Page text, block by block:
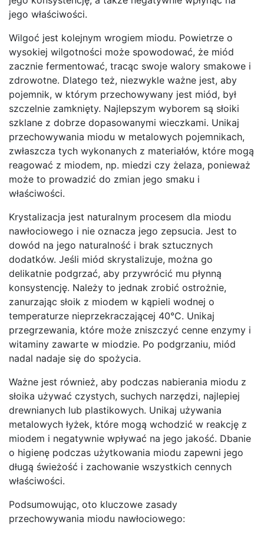
jego właściwości.
Wilgoć jest kolejnym wrogiem miodu. Powietrze o
wysokiej wilgotności może spowodować, że miód
zacznie fermentować, tracąc swoje walory smakowe i
zdrowotne. Dlatego też, niezwykle ważne jest, aby
pojemnik, w którym przechowywany jest miód, był
szczelnie zamknięty. Najlepszym wyborem są słoiki
szklane z dobrze dopasowanymi wieczkami. Unikaj
przechowywania miodu w metalowych pojemnikach,
zwłaszcza tych wykonanych z materiałów, które mogą
reagować z miodem, np. miedzi czy żelaza, ponieważ
może to prowadzić do zmian jego smaku i
właściwości.
Krystalizacja jest naturalnym procesem dla miodu
nawłociowego i nie oznacza jego zepsucia. Jest to
dowód na jego naturalność i brak sztucznych
dodatków. Jeśli miód skrystalizuje, można go
delikatnie podgrzać, aby przywrócić mu płynną
konsystencję. Należy to jednak zrobić ostrożnie,
zanurzając słoik z miodem w kąpieli wodnej o
temperaturze nieprzekraczającej 40°C. Unikaj
przegrzewania, które może zniszczyć cenne enzymy i
witaminy zawarte w miodzie. Po podgrzaniu, miód
nadal nadaje się do spożycia.
Ważne jest również, aby podczas nabierania miodu z
słoika używać czystych, suchych narzędzi, najlepiej
drewnianych lub plastikowych. Unikaj używania
metalowych łyżek, które mogą wchodzić w reakcję z
miodem i negatywnie wpływać na jego jakość. Dbanie
o higienę podczas użytkowania miodu zapewni jego
długą świeżość i zachowanie wszystkich cennych
właściwości.
Podsumowując, oto kluczowe zasady
przechowywania miodu nawłociowego: